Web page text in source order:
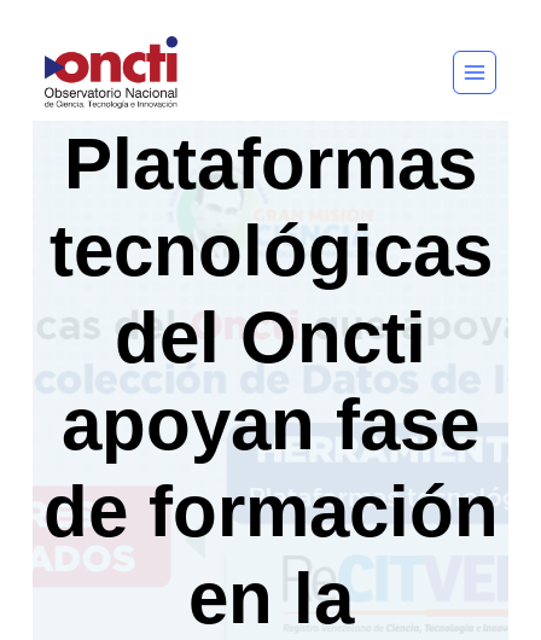
al
contenido
Plataformas
tecnológicas
del Oncti
apoyan fase
de formación
en la